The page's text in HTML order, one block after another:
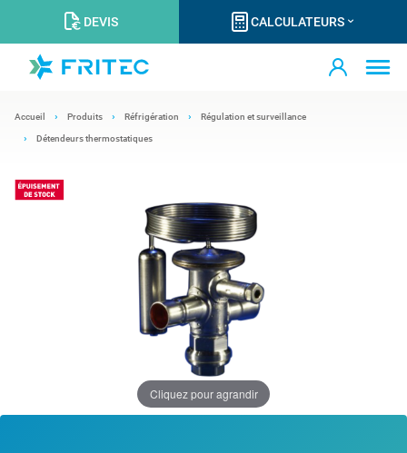
DEVIS CALCULATEURS
Accueil Produits Réfrigération Régulation et surveillance
Détendeurs thermostatiques
Cliquez pour agrandir